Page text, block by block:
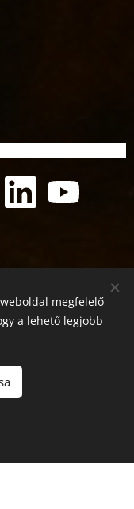
2300092318647
megfelelő
a lehető legjobb